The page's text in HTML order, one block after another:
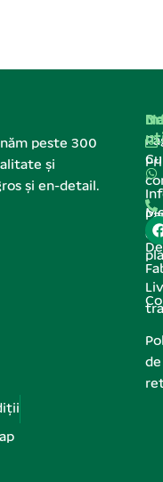
peste 300
și
și en-detail.
de
de